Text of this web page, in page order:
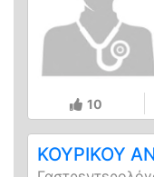
10
ΚΟΥΡΙΚΟΥ